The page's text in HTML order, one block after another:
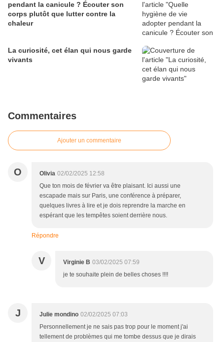
pendant la canicule ? Écouter son
corps plutôt que lutter contre la
chaleur
La curiosité, cet élan qui nous garde
vivants
Commentaires
Ajouter un commentaire
O Olivia 02/02/2025 12:58
Que ton mois de février va être plaisant. Ici aussi une
escapade mais sur Paris, une conférence à préparer,
quelques livres à lire et je dois reprendre la marche en
espérant que les tempêtes soient derrière nous.
Répondre
V Virginie B 03/02/2025 07:59
je te souhaite plein de belles choses !!!!
J Julie mondino 02/02/2025 07:03
Personnellement je ne sais pas trop pour le moment j'ai
tellement de problèmes qui me tombe dessus que je dirais